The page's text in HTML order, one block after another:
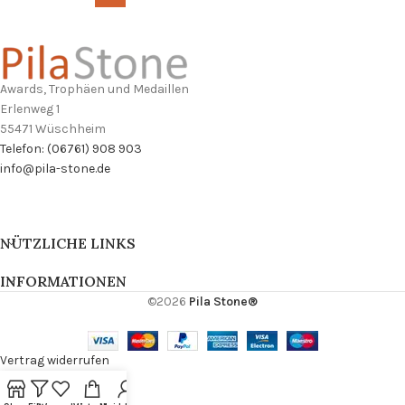
Awards, Trophäen und Medaillen
Erlenweg 1
55471 Wüschheim
Telefon: (06761) 908 903
info@pila-stone.de
NÜTZLICHE LINKS
INFORMATIONEN
©2026 Pila Stone®
Vertrag widerrufen